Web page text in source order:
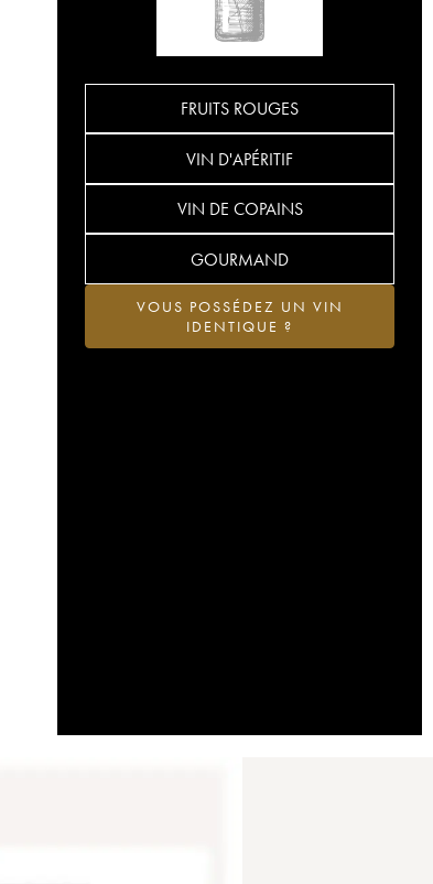
FRUITS ROUGES
VIN D'APÉRITIF
VIN DE COPAINS
GOURMAND
VOUS POSSÉDEZ UN VIN
IDENTIQUE ?